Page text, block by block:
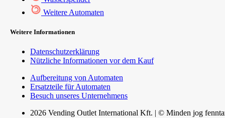
Weitere Automaten
Weitere Informationen
Datenschutzerklärung
Nützliche Informationen vor dem Kauf
Aufbereitung von Automaten
Ersatzteile für Automaten
Besuch unseres Unternehmens
2026 Vending Outlet International Kft. | © Minden jog